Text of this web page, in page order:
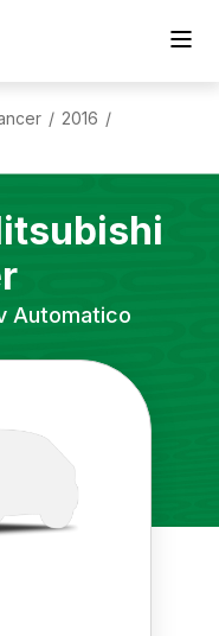
/ 2016 /
Automatico